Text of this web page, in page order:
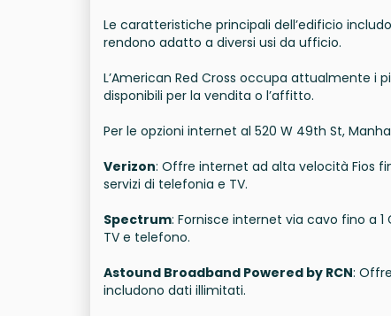
Le caratteristiche principali dell’edificio
rendono adatto a diversi usi da ufficio.
L’American Red Cross occupa attualmente i
disponibili per la vendita o l’affitto.
Per le opzioni internet al 520 W 49th St,
Verizon: Offre internet ad alta velocità Fios
servizi di telefonia e TV.
Spectrum: Fornisce internet via cavo fino a
TV e telefono.
Astound Broadband Powered by RCN:
includono dati illimitati.